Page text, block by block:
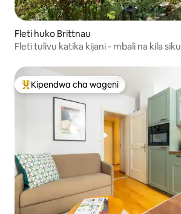
Fleti huko Brittnau
Fleti tulivu katika kijani - mbali na kila siku
Kipendwa maarufu cha wageni
Kipendwa cha wageni